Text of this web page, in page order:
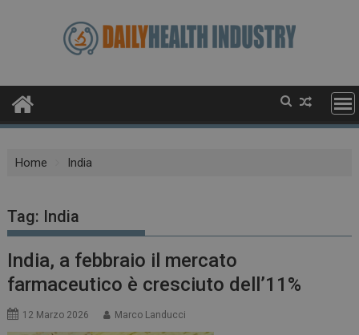
Home India
Tag: India
India, a febbraio il mercato
farmaceutico è cresciuto dell’11%
12 Marzo 2026 Marco Landucci